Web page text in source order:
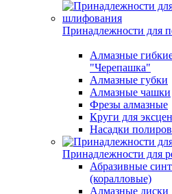
Принадлежности для
Алмазные
"Черепашка"
Алмазные губки
Алмазные чашки
Фрезы алмазные
Круги для
Насадки
Принадлежности для
Абразивные
(коралловые)
Алмазные диски